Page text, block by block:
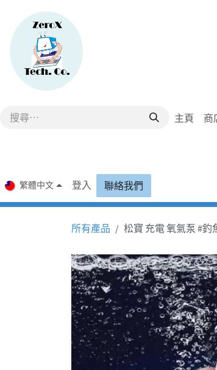
主頁 商
繁體中文 登入 聯絡我們
所有產品 松寶 充電 氧氣泵 #釣